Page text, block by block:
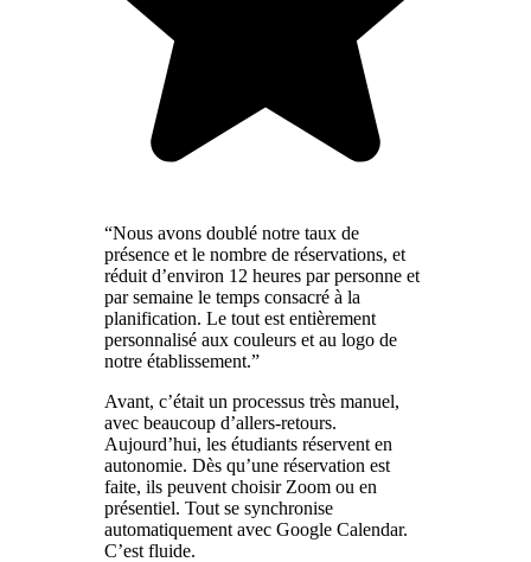
“Nous avons doublé notre taux de
présence et le nombre de réservations, et
réduit d’environ 12 heures par personne et
par semaine le temps consacré à la
planification. Le tout est entièrement
personnalisé aux couleurs et au logo de
notre établissement.”
Avant, c’était un processus très manuel,
avec beaucoup d’allers-retours.
Aujourd’hui, les étudiants réservent en
autonomie. Dès qu’une réservation est
faite, ils peuvent choisir Zoom ou en
présentiel. Tout se synchronise
automatiquement avec Google Calendar.
C’est fluide.